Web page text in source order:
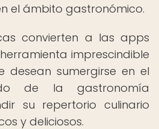
el ámbito gastronómico.
convierten a las apps
imprescindible
desean sumergirse en el
de la gastronomía
su repertorio culinario
y deliciosos.